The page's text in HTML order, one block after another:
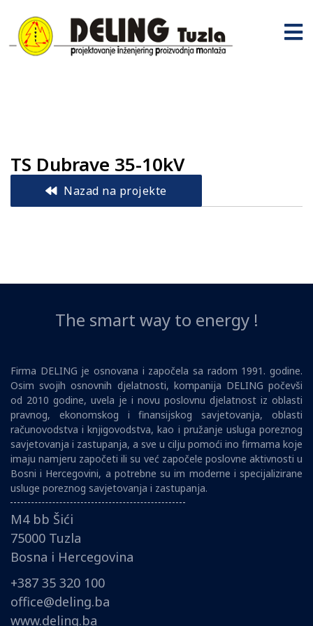
TS Dubrave 35-10kV
Nazad na projekte
The smart way to energy !
Firma DELING je osnovana i započela sa radom 1991. godine.
Osim svojih osnovnih djelatnosti, kompanija DELING počevši
od 2010 godine, uvela je i novu poslovnu djelatnost iz oblasti
pravnog, ekonomskog i finansijskog savjetovanja, oblasti
računovodstva i knjigovodstva, kao i pružanje usluga poreznog
savjetovanja i zastupanja, a sve u cilju pomoći ino firmama koje
imaju namjeru započeti ili su već započele poslovne aktivnosti u
Bosni i Hercegovini, a potrebne su im moderne i specijalizirane
usluge poreznog savjetovanja i zastupanja.
M4 bb Šići
75000 Tuzla
Bosna i Hercegovina
+387 35 320 100
office@deling.ba
www.deling.ba